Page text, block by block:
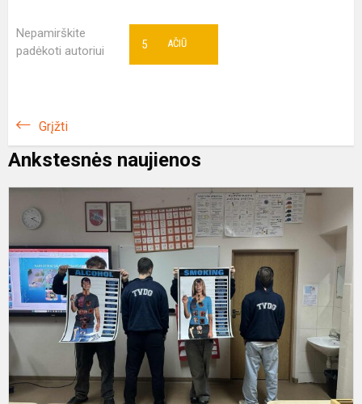
Nepamirškite
padėkoti autoriui
AČIŪ
5
Grįžti
Ankstesnės naujienos